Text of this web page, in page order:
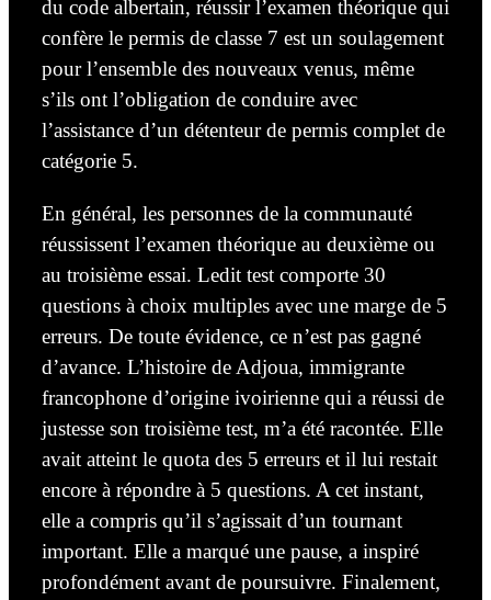
du code albertain, réussir l’examen théorique qui
confère le permis de classe 7 est un soulagement
pour l’ensemble des nouveaux venus, même
s’ils ont l’obligation de conduire avec
l’assistance d’un détenteur de permis complet de
catégorie 5.
En général, les personnes de la communauté
réussissent l’examen théorique au deuxième ou
au troisième essai. Ledit test comporte 30
questions à choix multiples avec une marge de 5
erreurs. De toute évidence, ce n’est pas gagné
d’avance. L’histoire de Adjoua, immigrante
francophone d’origine ivoirienne qui a réussi de
justesse son troisième test, m’a été racontée. Elle
avait atteint le quota des 5 erreurs et il lui restait
encore à répondre à 5 questions. A cet instant,
elle a compris qu’il s’agissait d’un tournant
important. Elle a marqué une pause, a inspiré
profondément avant de poursuivre. Finalement,